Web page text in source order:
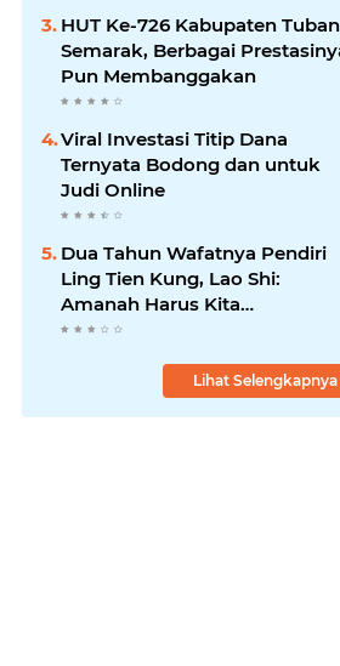
HUT Ke-726 Kabupaten Tuban
Semarak, Berbagai
Pun Membanggakan
Viral Investasi Titip Dana
Ternyata Bodong dan untuk
Judi Online
Dua Tahun Wafatnya Pendiri
Ling Tien Kung, Lao Shi:
Amanah Harus Kita
Laksanakan!
Lihat Selengkapnya